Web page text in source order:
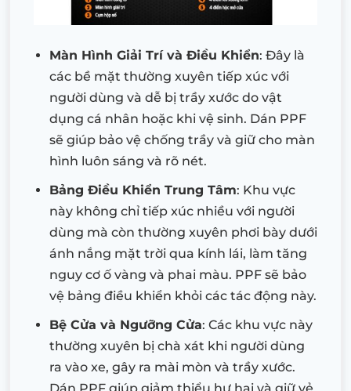
Màn Hình Giải Trí và Điều Khiển: Đây là
các bề mặt thường xuyên tiếp xúc với
người dùng và dễ bị trầy xước do vật
dụng cá nhân hoặc khi vệ sinh. Dán PPF
sẽ giúp bảo vệ chống trầy và giữ cho màn
hình luôn sáng và rõ nét.
Bảng Điều Khiển Trung Tâm: Khu vực
này không chỉ tiếp xúc nhiều với người
dùng mà còn thường xuyên phơi bày dưới
ánh nắng mặt trời qua kính lái, làm tăng
nguy cơ ố vàng và phai màu. PPF sẽ bảo
vệ bảng điều khiển khỏi các tác động này.
Bệ Cửa và Ngưỡng Cửa: Các khu vực này
thường xuyên bị chà xát khi người dùng
ra vào xe, gây ra mài mòn và trầy xước.